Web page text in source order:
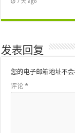
7 天 ago
发表回复
您的电子邮箱地址不会
评论*